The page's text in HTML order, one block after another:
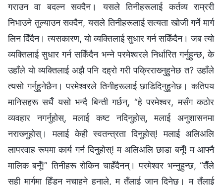
गराउन वा बदल्न सक्दैन। यसले तिनीहरूलाई कर्तव्य राम्ररी
निभाउने तुल्याउन सक्दैन, यसले तिनीहरूलाई सत्यता खोजी गर्ने मार्ग
लिन दिँदैन। त्यसकारण, यो व्यक्तिलाई सुधार गर्न सकिँदैन। जब त्यो
व्यक्तिलाई सुधार गर्न सकिँदैन भन्‍ने परमेश्‍वरले निर्धारित गर्नुहुन्छ, के
उहाँले यो व्यक्तिलाई अझै पनि दह्रो गरी पक्रिराख्‍नुहुनेछ त? उहाँले
त्यसो गर्नुहुनेछैन। परमेश्‍वरले तिनीहरूलाई छाडिदिनुहुनेछ। कतिपय
मानिसहरू सधैँ यसो भन्दै बिन्ती गर्छन्, “हे परमेश्‍वर, मसँग कठोर
व्यवहार नगर्नुहोस्, मलाई कष्ट नदिनुहोस्, मलाई अनुशासनमा
नराख्‍नुहोस्। मलाई केही स्वतन्त्रता दिनुहोस्! मलाई अलिअलि
लापरवाह रूपमा कार्य गर्न दिनुहोस्! म अलिअलि छाडा बनूँ! म आफ्नै
मालिक बनूँ!” तिनीहरू रोकिन चाहँदैनन्। परमेश्‍वर भन्‍नुहुन्छ, “तैँले
सही मार्गमा हिँड्न नचाहने हुनाले, म तँलाई जान दिनेछु। म तँलाई